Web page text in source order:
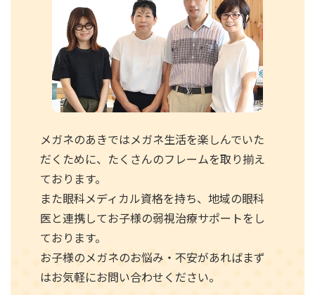
メガネのあきではメガネ生活を楽しんでいた
だくために、たくさんのフレームを取り揃え
ております。
また眼科メディカル資格を持ち、地域の眼科
医と連携してお子様の弱視治療サポートをし
ております。
お子様のメガネのお悩み・不安があればまず
はお気軽にお問い合わせください。